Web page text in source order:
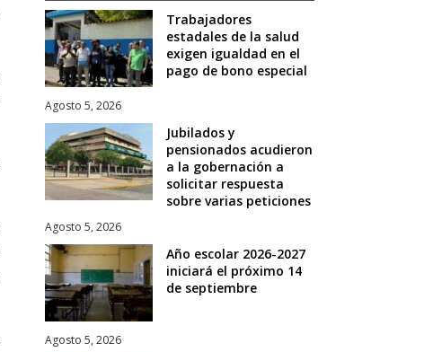
Trabajadores
estadales de la salud
exigen igualdad en el
pago de bono especial
Agosto 5, 2026
Jubilados y
pensionados acudieron
a la gobernación a
solicitar respuesta
sobre varias peticiones
Agosto 5, 2026
Año escolar 2026-2027
iniciará el próximo 14
de septiembre
Agosto 5, 2026